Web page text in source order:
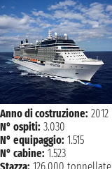
Anno di costruzione: 2012
N° ospiti: 3.030
N° equipaggio: 1.515
N° cabine: 1.523